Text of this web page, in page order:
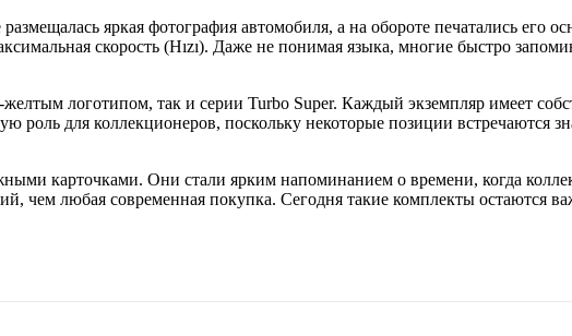
яркая фотография автомобиля, а на обороте печатались его
скорость (Hızı). Даже не понимая языка, многие быстро
логотипом, так и серии Turbo Super. Каждый экземпляр имеет
для коллекционеров, поскольку некоторые позиции встречаются
карточками. Они стали ярким напоминанием о времени, когда
чем любая современная покупка. Сегодня такие комплекты остаются